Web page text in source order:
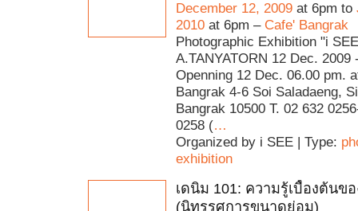
December 12, 2009 at 6pm to
2010 at 6pm – Cafe' Bangrak
Photographic Exhibition "i
A.TANYATORN 12 Dec. 2009
Openning 12 Dec. 06.00 pm.
Bangrak 4-6 Soi Saladaeng,
Bangrak 10500 T. 02 632
0258 (…
Organized by i SEE | Type:
exhibition
เดนิม 101: ความรู้เบื้องต้นข
(นิทรรศการขนาดย่อม)